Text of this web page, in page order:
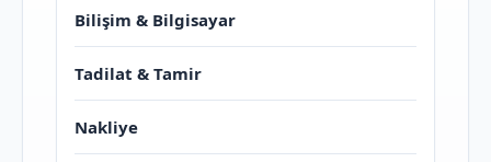
Bilişim & Bilgisayar
Tadilat & Tamir
Nakliye